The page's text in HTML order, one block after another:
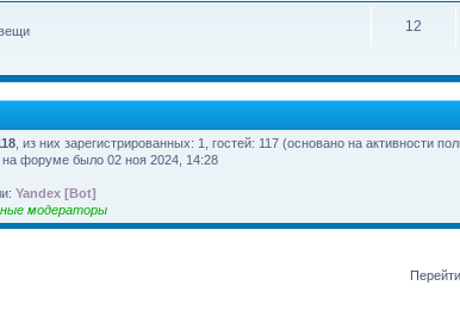
12
, из них зарегистрированных: 1, гостей: 117 (основано на активности
на форуме было 02 ноя 2024, 14:28
Yandex [Bot]
модераторы